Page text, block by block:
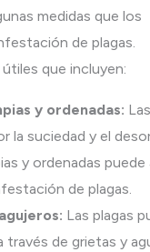
medidas que los
de plagas.
que incluyen:
y ordenadas:
la suciedad y el
y ordenadas puede
de plagas.
Las plagas
través de grietas y